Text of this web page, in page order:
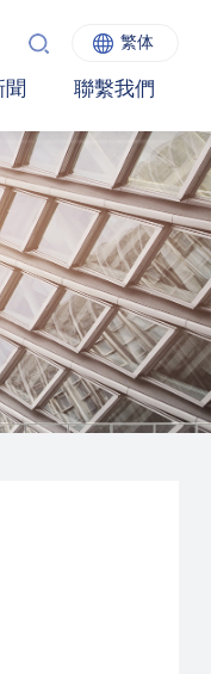
聞 聯繫我們
繁体